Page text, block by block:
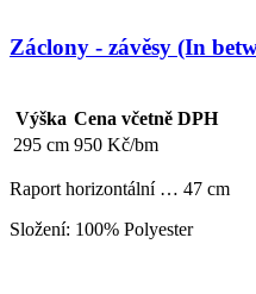
Záclony - závěsy (In
Výška Cena včetně DPH
295 cm 950 Kč/bm
Raport horizontální … 47 cm
Složení: 100% Polyester